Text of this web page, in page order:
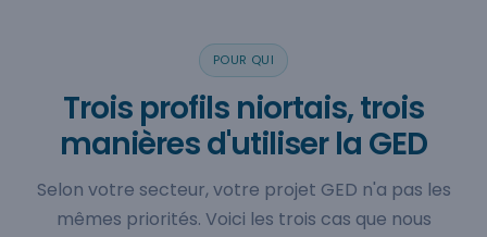
POUR QUI
Trois profils niortais, trois
manières d'utiliser la GED
Selon votre secteur, votre projet GED n'a pas les
mêmes priorités. Voici les trois cas que nous